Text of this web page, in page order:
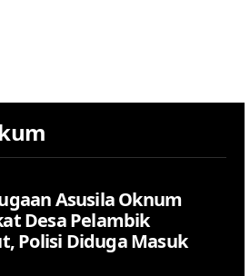
Asusila Oknum
Desa Pelambik
Polisi Diduga Masuk